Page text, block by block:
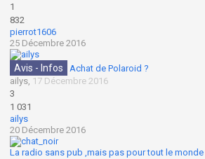
1
832
pierrot1606
25 Décembre 2016
Avis - Infos
Achat de Polaroid ?
ailys, 17 Décembre 2016
3
1 031
ailys
20 Décembre 2016
La radio sans pub ,mais pas pour tout le monde